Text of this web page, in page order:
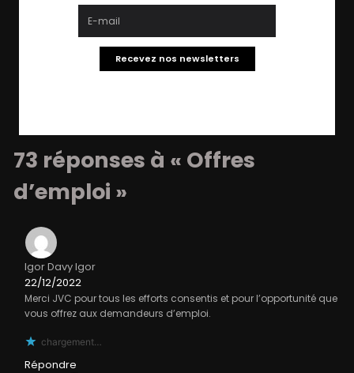
Recevez nos newsletters
73 réponses à « Offres
d’emploi »
Igor Davy Igor
22/12/2022
Merci JVC pour tous les efforts consentis et pour l’opportunité que
vous offrez aux demandeurs d’emploi.
chargement…
Répondre